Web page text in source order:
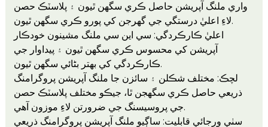
واري ملنگ آپريشن حاصل ڪري سگهن ٿيون ۽ پلاسٽڪ حصن
لاءِ اعليٰ درستگي جي گهرجن کي پورو ڪري سگهن ٿيون.
اعليٰ ڪارڪردگي: سي اين سي ملنگ مشينون خودڪار
آپريشن کي محسوس ڪري سگهن ٿيون ۽ پيداوار جي
ڪارڪردگي کي بهتر بڻائي سگهن ٿيون.
لچڪ: مختلف شڪلن ۽ سائزن جا ملنگ آپريشن پروگرامنگ
ذريعي حاصل ڪري سگھجن ٿا، جيڪو مختلف پلاسٽڪ حصن
جي پروسيسنگ جي ضرورتن لاءِ موزون آهي.
سٺي ورجائي قابليت: ساڳيو ملنگ آپريشن پروگرامنگ ذريعي